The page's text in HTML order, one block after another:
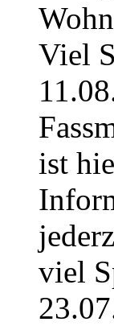
Viel
ist
viel